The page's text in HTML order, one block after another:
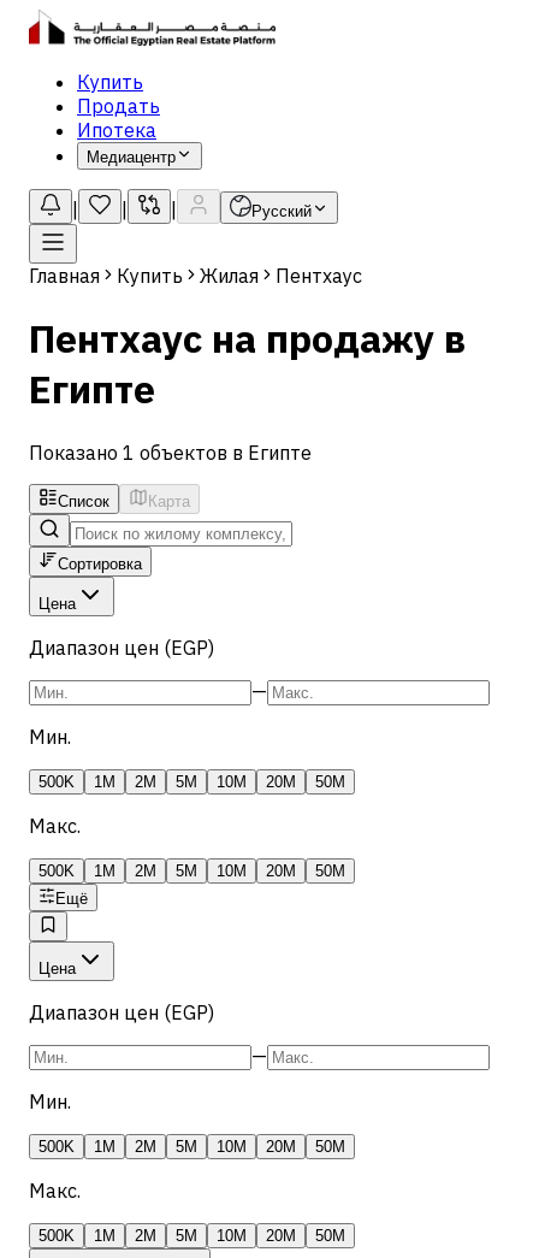
Купить
Продать
Ипотека
Медиацентр
Русский
Главная Купить Жилая Пентхаус
Пентхаус на продажу в
Египте
Показано 1 объектов в Египте
Список Карта
Сортировка
Цена
Диапазон цен (EGP)
—
Мин.
500K 1M 2M 5M 10M 20M 50M
Макс.
500K 1M 2M 5M 10M 20M
50M
Ещё
Цена
Диапазон цен (EGP)
—
Мин.
500K 1M 2M 5M 10M 20M 50M
Макс.
500K 1M 2M 5M 10M 20M 50M